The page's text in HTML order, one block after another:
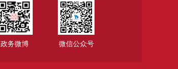
政务微博 微信公众号